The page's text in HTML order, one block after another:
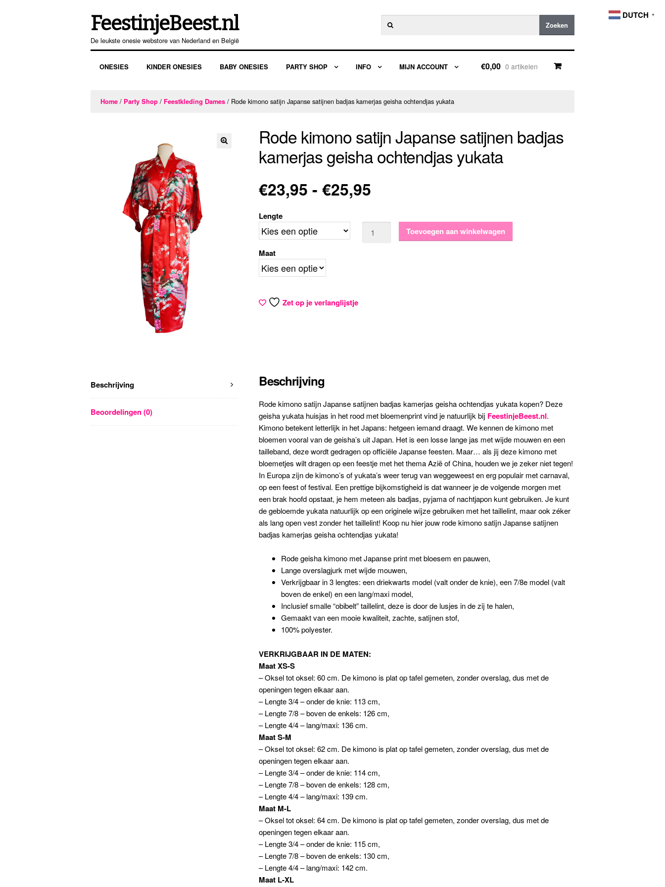
Ga
door
naar
Ga
direct
naar
inhoud
FeestinjeBeest.nl
De leukste onesie webstore van Nederland en België
naar:
Zoeken
ONESIES KINDER ONESIES BABY ONESIES PARTY SHOP INFO MIJN ACCOUNT €0,00 0 artikelen
Home / Party Shop / Feestkleding Dames / Rode kimono satijn Japanse satijnen badjas kamerjas geisha ochtendjas yukata
Rode kimono satijn Japanse satijnen badjas
kamerjas geisha ochtendjas yukata
€23,95 - €25,95
tot
Lengte
Maat
Toevoegen aan winkelwagen
Zet op je verlanglijstje
Beschrijving
Beoordelingen (0)
Beschrijving
Rode kimono satijn Japanse satijnen badjas kamerjas geisha ochtendjas yukata kopen? Deze
geisha yukata huisjas in het rood met bloemenprint vind je natuurlijk bij FeestinjeBeest.nl.
Kimono betekent letterlijk in het Japans: hetgeen iemand draagt. We kennen de kimono met
bloemen vooral van de geisha’s uit Japan. Het is een losse lange jas met wijde mouwen en een
tailleband, deze wordt gedragen op officiële Japanse feesten. Maar… als jij deze kimono met
bloemetjes wilt dragen op een feestje met het thema Azië of China, houden we je zeker niet tegen!
In Europa zijn de kimono’s of yukata’s weer terug van weggeweest en erg populair met carnaval,
op een feest of festival. Een prettige bijkomstigheid is dat wanneer je de volgende morgen met
een brak hoofd opstaat, je hem meteen als badjas, pyjama of nachtjapon kunt gebruiken. Je kunt
de gebloemde yukata natuurlijk op een originele wijze gebruiken met het taillelint, maar ook zéker
als lang open vest zonder het taillelint! Koop nu hier jouw rode kimono satijn Japanse satijnen
badjas kamerjas geisha ochtendjas yukata!
Rode geisha kimono met Japanse print met bloesem en pauwen,
Lange overslagjurk met wijde mouwen,
Verkrijgbaar in 3 lengtes: een driekwarts model (valt onder de knie), een 7/8e model (valt
boven de enkel) en een lang/maxi model,
Inclusief smalle “obibelt” taillelint, deze is door de lusjes in de zij te halen,
Gemaakt van een mooie kwaliteit, zachte, satijnen stof,
100% polyester.
VERKRIJGBAAR IN DE MATEN:
Maat XS-S
– Oksel tot oksel: 60 cm. De kimono is plat op tafel gemeten, zonder overslag, dus met de
openingen tegen elkaar aan.
– Lengte 3/4 – onder de knie: 113 cm,
– Lengte 7/8 – boven de enkels: 126 cm,
– Lengte 4/4 – lang/maxi: 136 cm.
Maat S-M
– Oksel tot oksel: 62 cm. De kimono is plat op tafel gemeten, zonder overslag, dus met de
openingen tegen elkaar aan.
– Lengte 3/4 – onder de knie: 114 cm,
– Lengte 7/8 – boven de enkels: 128 cm,
– Lengte 4/4 – lang/maxi: 139 cm.
Maat M-L
– Oksel tot oksel: 64 cm. De kimono is plat op tafel gemeten, zonder overslag, dus met de
openingen tegen elkaar aan.
– Lengte 3/4 – onder de knie: 115 cm,
– Lengte 7/8 – boven de enkels: 130 cm,
– Lengte 4/4 – lang/maxi: 142 cm.
Maat L-XL
DUTCH ▼